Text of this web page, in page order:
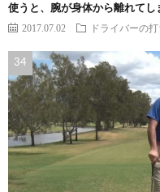
使うと、腕が身体から離れてし
2017.07.02 ドライバーの